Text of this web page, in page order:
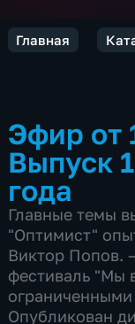
Главная
Эфир от
Выпуск
года
Главные темы
"Оптимист"
Виктор Попов.
фестиваль "Мы
Опубликован